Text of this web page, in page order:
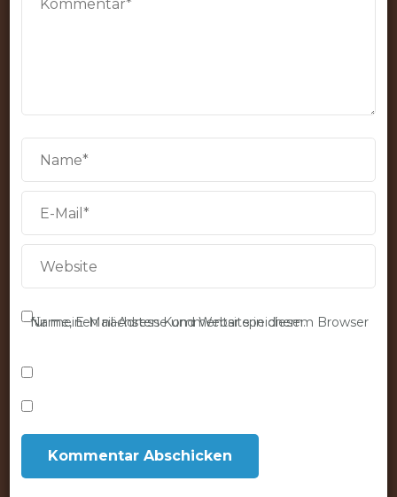
Name, E-Mail-Adresse und Website in diesem Browser für meinen nächsten Kommentar speichern.